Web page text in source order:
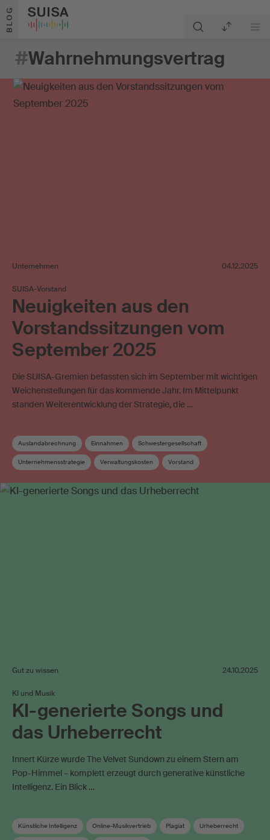
Zum Inhalt springen
BLOG
#Wahrnehmungsvertrag
Unternehmen 04.12.2025
SUISA-Vorstand
Neuigkeiten aus den
Vorstandssitzungen vom
September 2025
Die SUISA-Gremien befassten sich im September mit wichtigen
Weichenstellungen für das kommende Jahr. Im Mittelpunkt
standen Weiterentwicklung der Strategie, die …
Auslandabrechnung Einnahmen Schwestergesellschaft
Unternehmensstrategie Verwaltungskosten Vorstand
Gut zu wissen 24.10.2025
KI und Musik
KI-generierte Songs und
das Urheberrecht
Innert Kürze wurde The Velvet Sundown zu einem Stern am
Pop-Himmel – komplett erzeugt durch generative künstliche
Intelligenz. Ein Blick …
Künstliche Intelligenz Online-Musikvertrieb Plagiat Urheberrecht